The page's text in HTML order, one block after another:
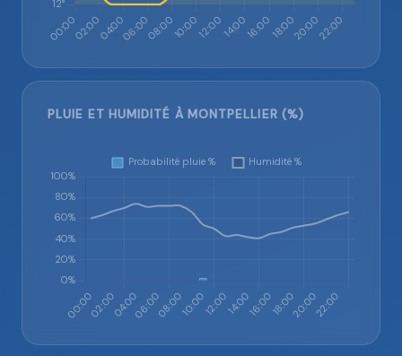
PLUIE ET HUMIDITÉ À MONTPELLIER (%)